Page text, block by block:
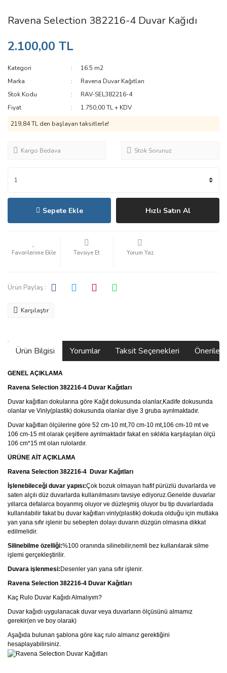
Ravena Selection 382216-4 Duvar Kağıdı
2.100,00 TL
Kategori
16.5 m2
Marka
Ravena Duvar Kağıtları
Stok Kodu
RAV-SEL382216-4
Fiyat
1.750,00 TL + KDV
219,84 TL den başlayan taksitlerle!
Kargo Bedava Stok Sorunuz
Sepete Ekle Hızlı Satın Al
Tavsiye Et Yorum Yaz
Ürün Paylaş :
Karşılaştır
Ürün Bilgisi Yorumlar Taksit Seçenekleri
GENEL AÇIKLAMA
Ravena Selection 382216-4 Duvar Kağıtları
Duvar kağıtları dokularına göre Kağıt dokusunda olanlar,Kadife dokusunda
olanlar ve Vinly(plastik) dokusunda olanlar diye 3 gruba ayrılmaktadır.
Duvar kağıtları ölçülerine göre 52 cm-10 mt,70 cm-10 mt,106 cm-10 mt ve
106 cm-15 mt olarak çeşitlere ayrılmaktadır fakat en sıklıkla karşılaşılan ölçü
106 cm*15 mt olan rulolardır.
ÜRÜNE AİT AÇIKLAMA
Ravena Selection 382216-4 Duvar Kağıtları
İşlenebileceği duvar yapısı:Çok bozuk olmayan hafif pürüzlü duvarlarda ve
saten alçılı düz duvarlarda kullanılmasını tavsiye ediyoruz.Genelde duvarlar
yıllarca defalarca boyanmış oluyor ve düzleşmiş oluyor bu tip duvarlardada
kullanılabilir fakat bu duvar kağıtları vinly(plastik) dokuda olduğu için mutlaka
yan yana sıfır işlenir bu sebepten dolayı duvarın düzgün olmasına dikkat
edilmelidir.
Silinebilme özelliği:%100 oranında silinebilir,nemli bez kullanılarak silme
işlemi gerçekleştirilir.
Duvara işlenmesi: Desenler yan yana sıfır işlenir.
Ravena Selection 382216-4 Duvar Kağıtları
Kaç Rulo Duvar Kağıdı Almalıyım?
Duvar kağıdı uygulanacak duvar veya duvarların ölçüsünü almamız
gerekir(en ve boy olarak)
Aşağıda bulunan şablona göre kaç rulo almanız gerektiğini
hesaplayabilirsiniz.